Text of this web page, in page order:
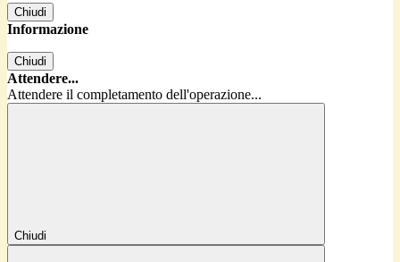
Chiudi
Informazione
Chiudi
Attendere...
Attendere il completamento dell'operazione...
Chiudi